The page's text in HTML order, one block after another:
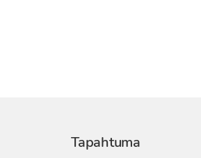
Tapahtuma